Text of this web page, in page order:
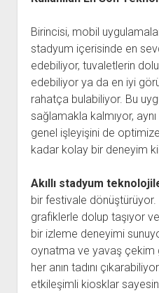
Birincisi, mobil
stadyum içerisinde en
edebiliyor, tuvaletlerin
edebiliyor ya da en iyi
rahatça bulabiliyor. Bu
sağlamakla kalmıyor,
genel işleyişini de
kadar kolay bir deneyim
Akıllı stadyum
bir festivale dönüştürüyor.
grafiklerle dolup taşıyor
bir izleme deneyimi
oynatma ve yavaş çekim
her anın tadını
etkileşimli kiosklar